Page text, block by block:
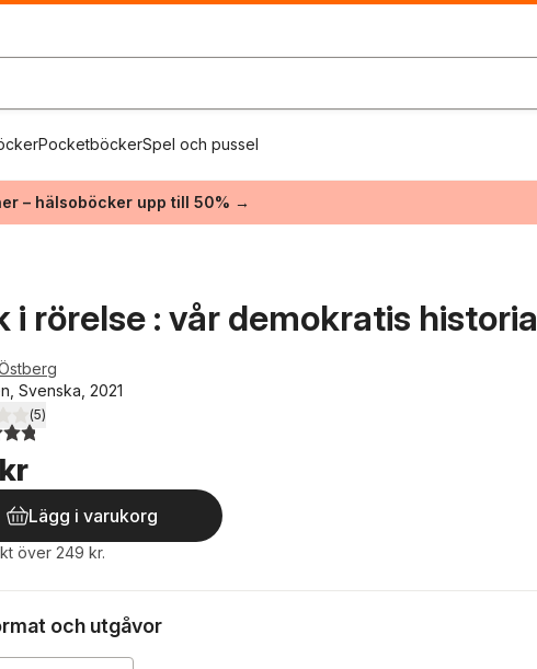
PocketböckerSpel och pussel
– hälsoböcker upp till 50% →
i rörelse : vår demokratis historia
Svenska, 2021
stjärnor. Totalt antal röster:
(5)
Lägg i varukorg
över 249 kr.
och utgåvor